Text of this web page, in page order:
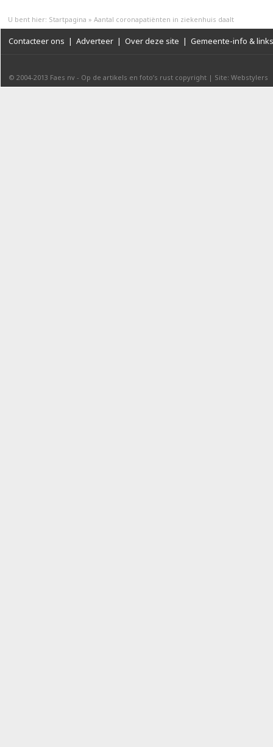
U bent hier: Startpagina » Aantal coronapatiënten in ziekenhuis daalt
Contacteer ons | Adverteer | Over deze site | Gemeente-info & links
© 2004-2013 Faes nv - Op de artikels en foto’s rust copyright | Site: Webstylers